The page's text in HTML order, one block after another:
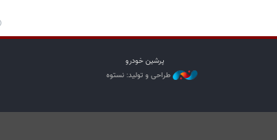
پرشین خودرو
طراحی و تولید: نستوه